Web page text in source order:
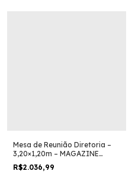
Mesa de Reunião Diretoria –
3,20×1,20m – MAGAZINE
SILVA – NOGAL SEVILHA /
PRETO – 22017
R$2.036,99